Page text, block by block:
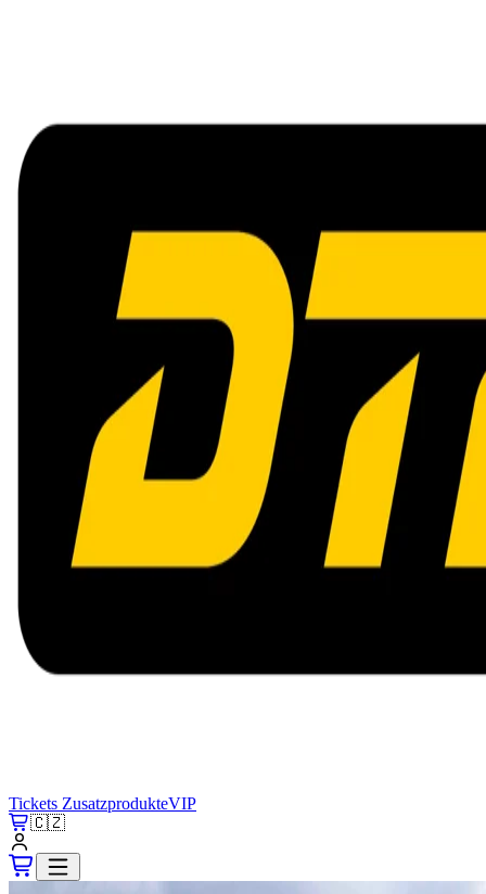
Tickets ZusatzprodukteVIP
🇨🇿